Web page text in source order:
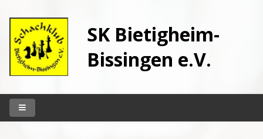
SK Bietigheim-
Bissingen e.V.